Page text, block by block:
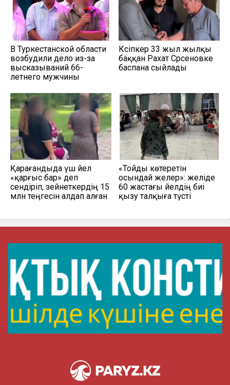
В Туркестанской области
возбудили дело из-за
высказываний 66-
летнего мужчины
Кәсіпкер 33 жыл жылқы
баққан Рахат Сәрсеновке
баспана сыйлады
Қарағандыда үш әйел
«қарғыс бар» деп
сендіріп, зейнеткердің 15
млн теңгесін алдап алған
«Тойды көтеретін
осындай әжелер»: желіде
60 жастағы әйелдің биі
қызу талқыға түсті